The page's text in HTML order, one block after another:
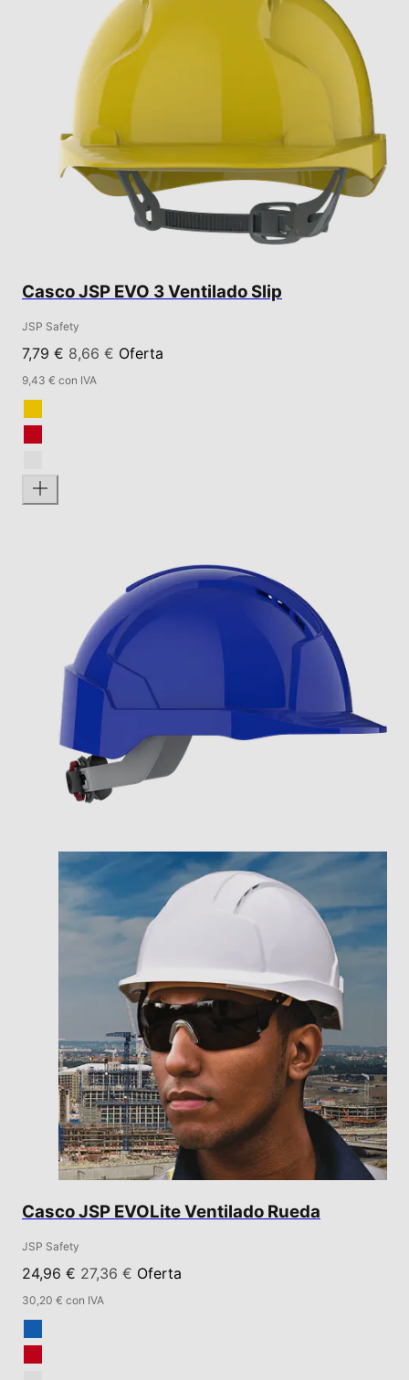
Casco JSP EVO 3 Ventilado Slip
JSP Safety
7,79 € 8,66 € Oferta
9,43 € con IVA
Casco JSP EVOLite Ventilado Rueda
JSP Safety
24,96 € 27,36 € Oferta
30,20 € con IVA